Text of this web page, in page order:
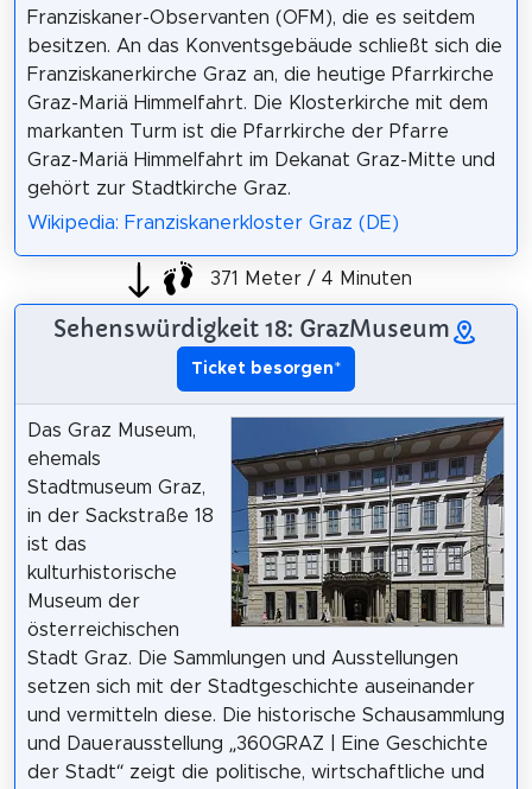
Franziskaner-Observanten (OFM), die es seitdem
besitzen. An das Konventsgebäude schließt sich die
Franziskanerkirche Graz an, die heutige Pfarrkirche
Graz-Mariä Himmelfahrt. Die Klosterkirche mit dem
markanten Turm ist die Pfarrkirche der Pfarre
Graz-Mariä Himmelfahrt im Dekanat Graz-Mitte und
gehört zur Stadtkirche Graz.
Wikipedia: Franziskanerkloster Graz (DE)
371 Meter / 4 Minuten
Sehenswürdigkeit 18: GrazMuseum
Ticket besorgen*
Das Graz Museum,
ehemals
Stadtmuseum Graz,
in der Sackstraße 18
ist das
kulturhistorische
Museum der
österreichischen
Stadt Graz. Die Sammlungen und Ausstellungen
setzen sich mit der Stadtgeschichte auseinander
und vermitteln diese. Die historische Schausammlung
und Dauerausstellung „360GRAZ | Eine Geschichte
der Stadt“ zeigt die politische, wirtschaftliche und